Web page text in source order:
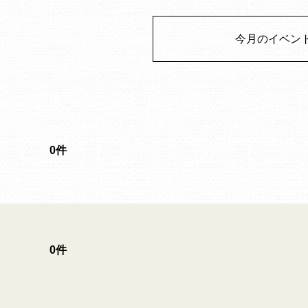
今月のイベン
0件
0件